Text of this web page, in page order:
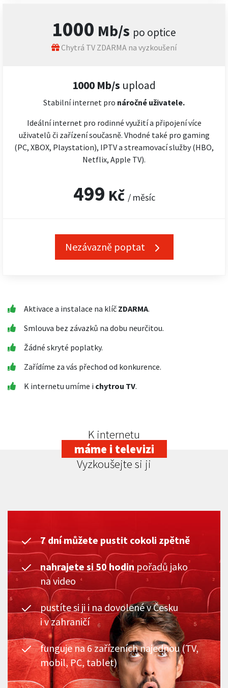
1000 Mb/s po optice
Chytrá TV ZDARMA na vyzkoušení
1000 Mb/s upload
Stabilní internet pro náročné uživatele.
Ideální internet pro rodinné využití a připojení více
uživatelů či zařízení současně. Vhodné také pro gaming
(PC, XBOX, Playstation), IPTV a streamovací služby (HBO,
Netflix, Apple TV).
499 Kč / měsíc
Nezávazně poptat
Aktivace a instalace na klíč ZDARMA.
Smlouva bez závazků na dobu neurčitou.
Žádné skryté poplatky.
Zařídíme za vás přechod od konkurence.
K internetu umíme i chytrou TV.
K internetu
máme i televizi
Vyzkoušejte si ji
7 dní můžete pustit cokoli zpětně
nahrajete si 50 hodin pořadů jako
na video
pustíte si ji i na dovolené v Česku
i v zahraničí
funguje na 6 zařízeních najednou (TV,
mobil, PC, tablet)